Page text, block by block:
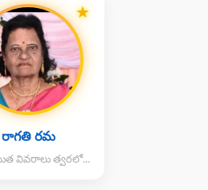
★
రాగతి రమ
వివరాలు త్వరలో...